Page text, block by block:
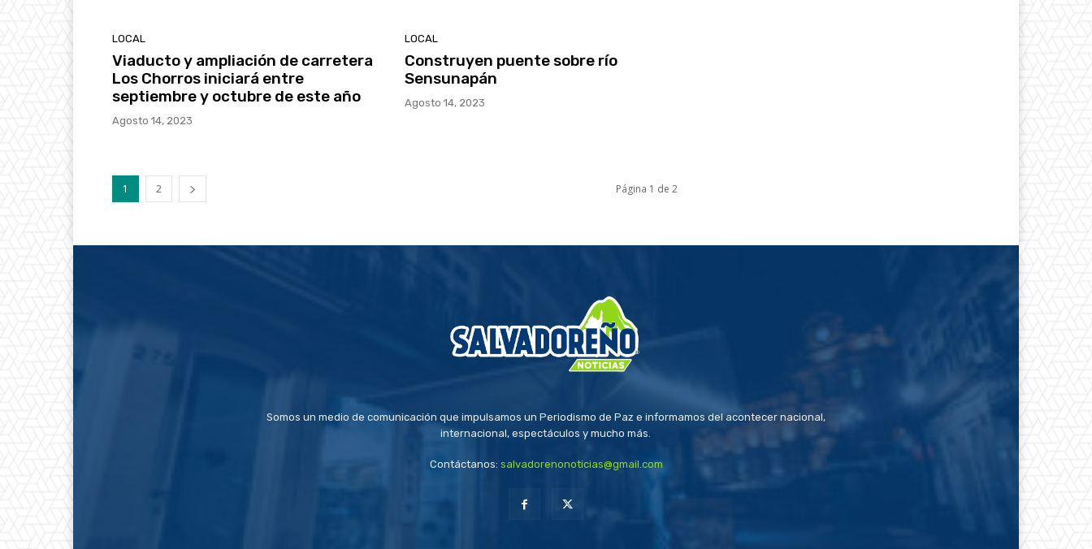
LOCAL
Viaducto y ampliación de carretera
Los Chorros iniciará entre
septiembre y octubre de este año
Agosto 14, 2023
LOCAL
Construyen puente sobre río
Sensunapán
Agosto 14, 2023
1 2 Página 1 de 2
Somos un medio de comunicación que impulsamos un Periodismo de Paz e informamos del acontecer nacional,
internacional, espectáculos y mucho más.
Contáctanos: salvadorenonoticias@gmail.com